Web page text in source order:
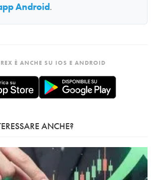
Android.
È ANCHE SU IOS E ANDROID
ANCHE?